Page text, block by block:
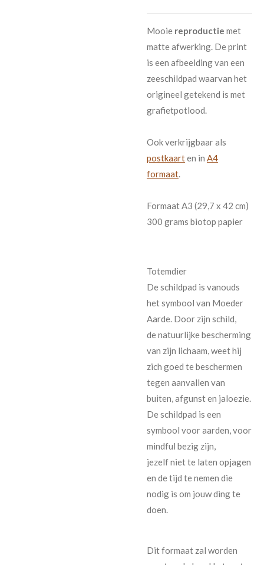
Mooie reproductie met
matte afwerking. De print
is een afbeelding van een
zeeschildpad waarvan het
origineel getekend is met
grafietpotlood.
Ook verkrijgbaar als
postkaarten in A4
formaat.
Formaat A3 (29,7 x 42 cm)
300 grams biotop papier
Totemdier
De schildpad is vanouds
het symbool van Moeder
Aarde. Door zijn schild,
de natuurlijke bescherming
van zijn lichaam, weet hij
zich goed te beschermen
tegen aanvallen van
buiten, afgunst en jaloezie.
De schildpad is een
symbool voor aarden, voor
mindful bezig zijn,
jezelf niet te laten opjagen
en de tijd te nemen die
nodig is om jouw ding te
doen.
Dit formaat zal worden